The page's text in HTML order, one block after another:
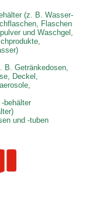
(z. B. Wasser-
Flaschen
und Waschgel,
B. Getränkedosen,
Deckel,
behälter
und -tuben